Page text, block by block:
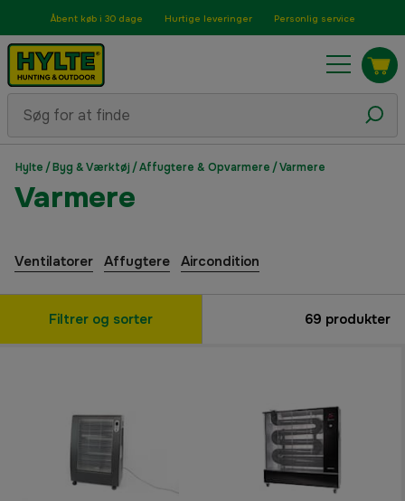
Åbent køb i 30 dage Hurtige leveringer Personlig service
Hylte /Byg & Værktøj /Affugtere & Opvarmere /Varmere
Varmere
Ventilatorer Affugtere Aircondition
Filtrer og sorter 69 produkter